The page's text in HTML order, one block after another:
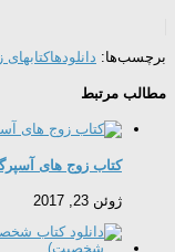
برچسب‌ها: دانلودها
مطالب مرتبط
کتاب زوج های
ژوئن 23, 2017